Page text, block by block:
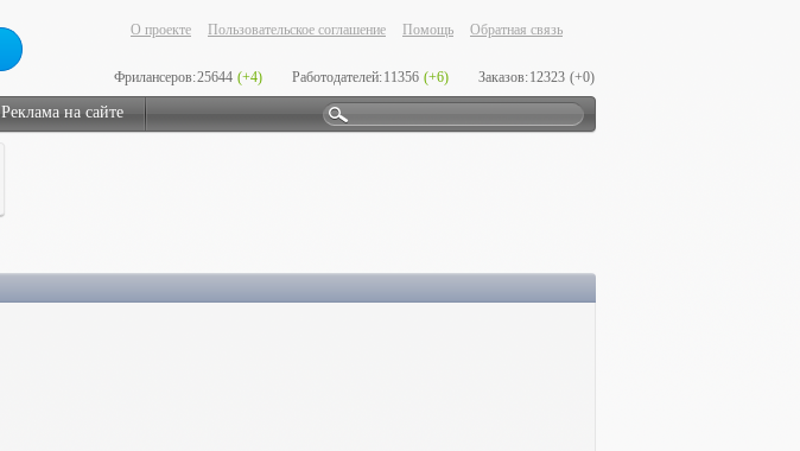
О проекте Пользовательское соглашение Помощь Обратная связь
Фрилансеров:25644 (+4) Работодателей:11356 (+6) Заказов:12323 (+0)
Реклама на сайте